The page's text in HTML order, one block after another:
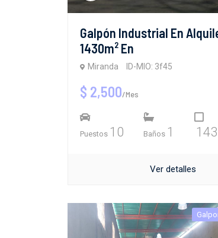
Galpón Industrial En
1430m² En
Miranda ID-MIO: 3f45
$ 2,500/Mes
Puestos 10 Baños 1
Ver detalles